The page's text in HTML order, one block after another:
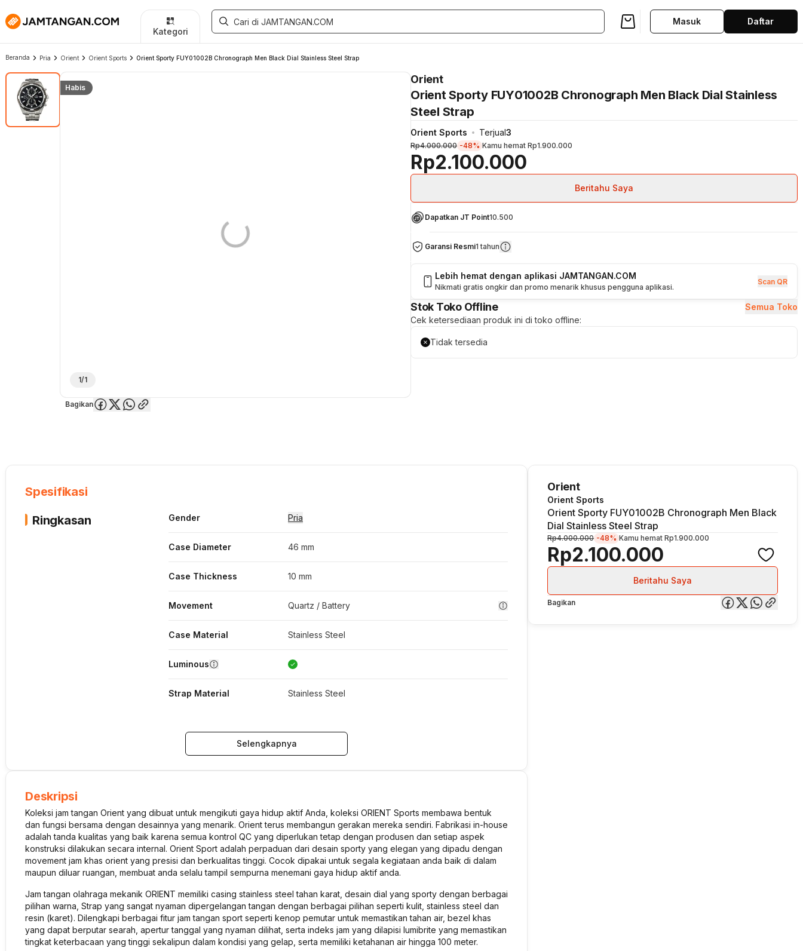
Kategori
Masuk Daftar
Beranda Pria Orient Orient Sports Orient Sporty FUY01002B Chronograph Men Black Dial Stainless Steel Strap
Habis
1/1
Bagikan
Orient
Orient Sporty FUY01002B Chronograph Men Black Dial Stainless
Steel Strap
Orient Sports Terjual3
Rp2.100.000
Rp4.000.000 -48% Kamu hemat Rp1.900.000
Beritahu Saya
Dapatkan JT Point10.500
Garansi Resmi1 tahun
Lebih hemat dengan aplikasi JAMTANGAN.COM
Nikmati gratis ongkir dan promo menarik khusus pengguna aplikasi.
Scan QR
Stok Toko Offline
Semua Toko
Cek ketersediaan produk ini di toko offline:
Tidak tersedia
Spesifikasi
Ringkasan
Gender Pria
Case Diameter 46 mm
Case Thickness 10 mm
Movement Quartz / Battery
Case Material Stainless Steel
Luminous
Strap Material Stainless Steel
Selengkapnya
Deskripsi
Koleksi jam tangan Orient yang dibuat untuk mengikuti gaya hidup aktif Anda, koleksi ORIENT Sports membawa bentuk
dan fungsi bersama dengan desainnya yang menarik. Orient terus membangun gerakan mereka sendiri. Fabrikasi in-house
adalah tanda kualitas yang baik karena semua kontrol QC yang diperlukan tetap dengan produsen dan setiap aspek
konstruksi dilakukan secara internal. Orient Sport adalah perpaduan dari desain sporty yang elegan yang dipadu dengan
movement jam khas orient yang presisi dan berkualitas tinggi. Cocok dipakai untuk segala kegiataan anda baik di dalam
maupun diluar ruangan, membuat anda selalu tampil sempurna menemani gaya hidup aktif anda.
Jam tangan olahraga mekanik ORIENT memiliki casing stainless steel tahan karat, desain dial yang sporty dengan berbagai
pilihan warna, Strap yang sangat nyaman dipergelangan tangan dengan berbagai pilihan seperti kulit, stainless steel dan
resin (karet). Dilengkapi berbagai fitur jam tangan sport seperti kenop pemutar untuk memastikan tahan air, bezel khas
yang dapat berputar searah, apertur tanggal yang nyaman dilihat, serta indeks jam yang dilapisi lumibrite yang memastikan
tingkat keterbacaan yang tinggi sekalipun dalam kondisi yang gelap, serta memiliki ketahanan air hingga 100 meter.
Orient
Orient Sports
Orient Sporty FUY01002B Chronograph Men Black
Dial Stainless Steel Strap
Rp2.100.000
Rp4.000.000 -48% Kamu hemat Rp1.900.000
Beritahu Saya
Bagikan